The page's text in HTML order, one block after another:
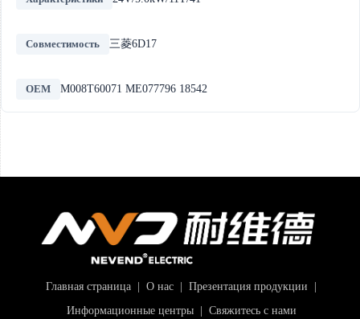
Совместимость 三菱6D17
OEM M008T60071 ME077796 18542
Главная страница О нас Презентация продукции
Информационные центры| Свяжитесь с нами